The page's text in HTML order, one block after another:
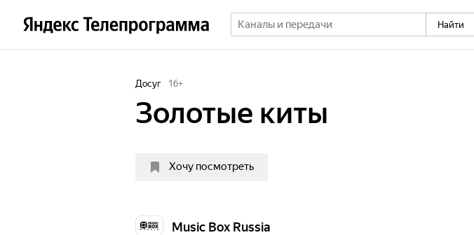
Найти
Досуг 16+
Золотые киты
Хочу посмотреть
Music Box Russia